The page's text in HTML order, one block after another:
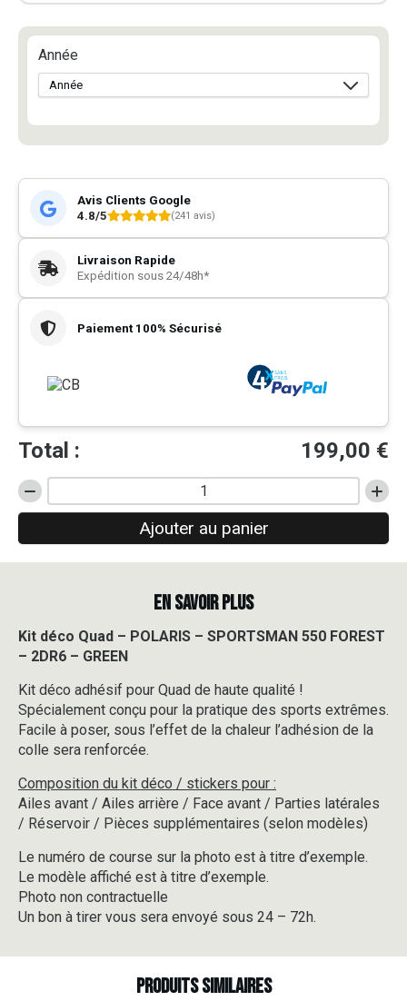
Année
Avis Clients Google
4.8/5
(241 avis)
Livraison Rapide
Expédition sous 24/48h*
Paiement 100% Sécurisé
Total : 199,00 €
quantité
de
déco
Quad
SPORTSMAN
550
-
2DR6
-
GREEN
Ajouter au panier
EN SAVOIR PLUS
Kit déco Quad – POLARIS – SPORTSMAN 550 FOREST
– 2DR6 – GREEN
Kit déco adhésif pour Quad de haute qualité !
Spécialement conçu pour la pratique des sports extrêmes.
Facile à poser, sous l’effet de la chaleur l’adhésion de la
colle sera renforcée.
Composition du kit déco / stickers pour :
Ailes avant / Ailes arrière / Face avant / Parties latérales
/ Réservoir / Pièces supplémentaires (selon modèles)
Le numéro de course sur la photo est à titre d’exemple.
Le modèle affiché est à titre d’exemple.
Photo non contractuelle
Un bon à tirer vous sera envoyé sous 24 – 72h.
Produits similaires